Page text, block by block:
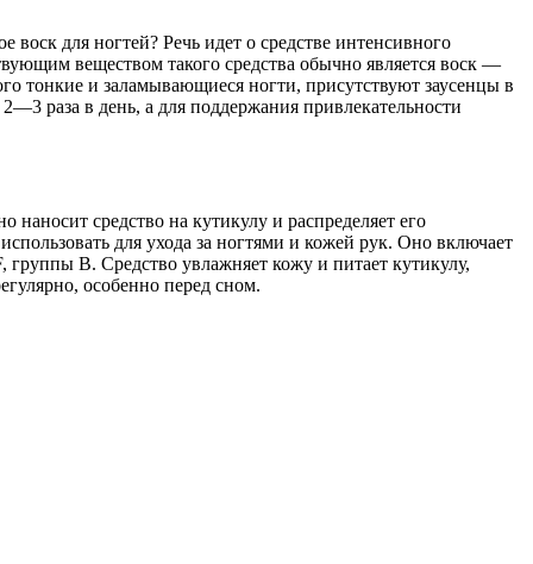
для ногтей? Речь идет о средстве интенсивного
веществом такого средства обычно является воск —
тонкие и заламывающиеся ногти, присутствуют заусенцы в
раза в день, а для поддержания привлекательности
средство на кутикулу и распределяет его
для ухода за ногтями и кожей рук. Оно включает
В. Средство увлажняет кожу и питает кутикулу,
особенно перед сном.